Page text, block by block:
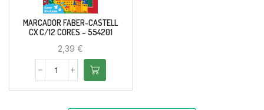
MARCADOR FABER-CASTELL
CX C/12 CORES – 554201
2,39€